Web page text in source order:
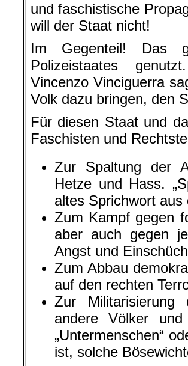
Zur Spaltung der
Hetze und Hass.
altes Sprichwort
Zum Kampf gegen
aber auch gegen
Angst und
Zum Abbau
auf den rechten
Zur
andere Völker
„Untermenschen“
ist, solche
Es ist daher wichtig,
rechte Gefahr zu
Faschismus und
der muss auch
nehmen. Nur in
reiche Minderheit
des Faschismus
Kampf gegen den
sozialistische